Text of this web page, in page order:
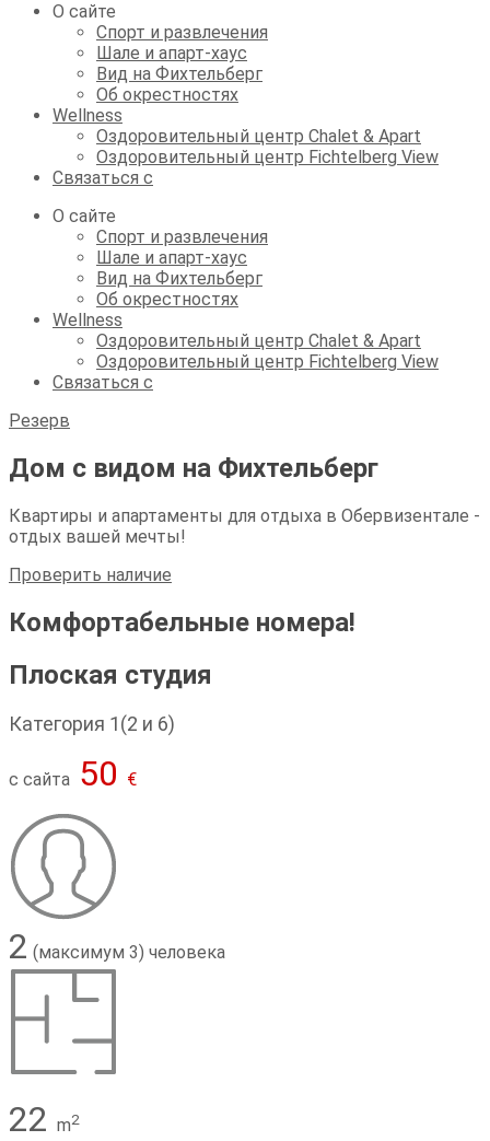
О сайте
Спорт и развлечения
Шале и апарт-хаус
Вид на Фихтельберг
Об окрестностях
Wellness
Оздоровительный центр Chalet & Apart
Оздоровительный центр Fichtelberg View
Связаться с
О сайте
Спорт и развлечения
Шале и апарт-хаус
Вид на Фихтельберг
Об окрестностях
Wellness
Оздоровительный центр Chalet & Apart
Оздоровительный центр Fichtelberg View
Связаться с
Резерв
Дом с видом на Фихтельберг
Квартиры и апартаменты для отдыха в Обервизентале -
отдых вашей мечты!
Проверить наличие
Комфортабельные номера!
Плоская студия
Категория 1(2 и 6)
с сайта 50 €
2 (максимум 3) человека
22 m2